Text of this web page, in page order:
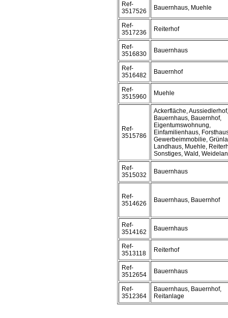
Ref-
3517526
Bauernhaus, Muehle
Ref-
3517236
Reiterhof
Ref-
3516830
Bauernhaus
Ref-
3516482
Bauernhof
Ref-
3515960
Muehle
Ref-
3515786
Ackerfläche, Aussiedlerhof,
Bauernhaus, Bauernhof,
Eigentumswohnung,
Einfamilienhaus,
Gewerbeimmobilie,
Landhaus, Muehle,
Sonstiges, Wald,
Ref-
3515032
Bauernhaus
Ref-
3514626
Bauernhaus, Bauernhof
Ref-
3514162
Bauernhaus
Ref-
3513118
Reiterhof
Ref-
3512654
Bauernhaus
Ref-
3512364
Bauernhaus, Bauernhof,
Reitanlage